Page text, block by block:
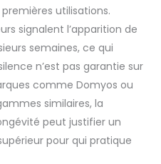
que le temps, la
la distance,
calories et la
cardiaque.
support pour
portable
permet de fixer
votre
ou
pour suivre
utilisations.
signalent l’apparition de
semaines, ce qui
n’est pas garantie sur
comme Domyos ou
similaires, la
peut justifier un
pour qui pratique